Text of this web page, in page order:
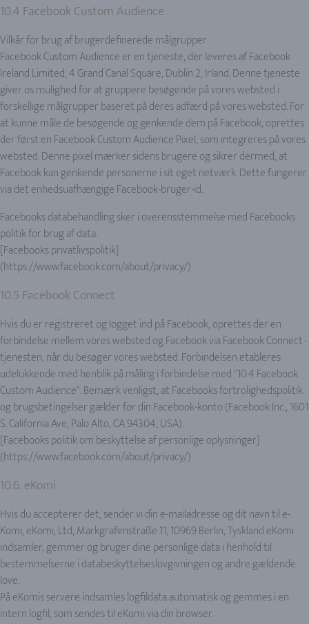
10.4 Facebook Custom Audience
Vilkår for brug af brugerdefinerede målgrupper
Facebook Custom Audience er en tjeneste, der leveres af Facebook
Ireland Limited, 4 Grand Canal Square, Dublin 2, Irland. Denne tjeneste
giver os mulighed for at gruppere besøgende på vores websted i
forskellige målgrupper baseret på deres adfærd på vores websted. For
at kunne måle de besøgende og genkende dem på Facebook, oprettes
der først en Facebook Custom Audience Pixel, som integreres på vores
websted. Denne pixel mærker sidens brugere og sikrer dermed, at
Facebook kan genkende personerne i sit eget netværk. Dette fungerer
via det enhedsuafhængige Facebook-bruger-id.
Facebooks databehandling sker i overensstemmelse med Facebooks
politik for brug af data.
[Facebooks privatlivspolitik]
(https://www.facebook.com/about/privacy/)
10.5 Facebook Connect
Hvis du er registreret og logget ind på Facebook, oprettes der en
forbindelse mellem vores websted og Facebook via Facebook Connect-
tjenesten, når du besøger vores websted. Forbindelsen etableres
udelukkende med henblik på måling i forbindelse med "10.4 Facebook
Custom Audience". Bemærk venligst, at Facebooks fortrolighedspolitik
og brugsbetingelser gælder for din Facebook-konto (Facebook Inc., 1601
S. California Ave, Palo Alto, CA 94304, USA).
[Facebooks politik om beskyttelse af personlige oplysninger]
(https://www.facebook.com/about/privacy/)
10.6. eKomi
Hvis du accepterer det, sender vi din e-mailadresse og dit navn til e-
Komi, eKomi, Ltd, Markgrafenstraße 11, 10969 Berlin, Tyskland eKomi
indsamler, gemmer og bruger dine personlige data i henhold til
bestemmelserne i databeskyttelseslovgivningen og andre gældende
love.
På eKomis servere indsamles logfildata automatisk og gemmes i en
intern logfil, som sendes til eKomi via din browser.